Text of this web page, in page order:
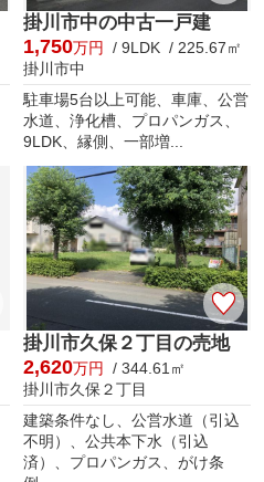
掛川市中の中古一戸建
1,750万円
/ 9LDK / 225.67㎡
掛川市中
駐車場5台以上可能、車庫、公営
水道、浄化槽、プロパンガス、
9LDK、縁側、一部増...
掛川市久保２丁目の売地
2,620万円 / 344.61㎡
掛川市久保２丁目
建築条件なし、公営水道（引込
不明）、公共本下水（引込
済）、プロパンガス、がけ条